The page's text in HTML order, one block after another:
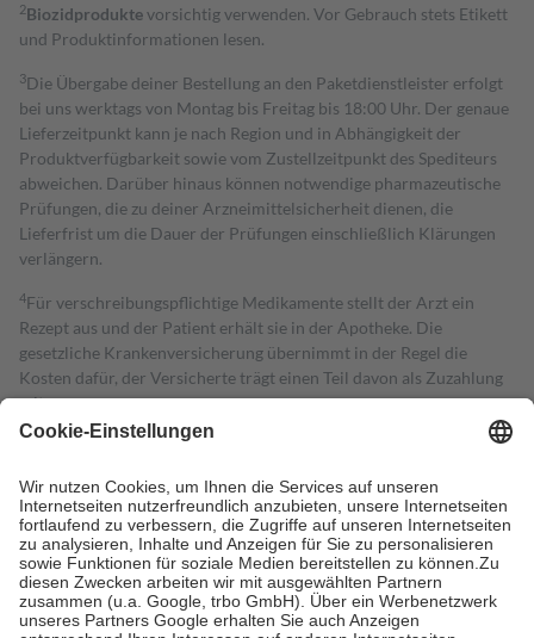
2Biozidproduktevorsichtig verwenden. Vor Gebrauch stets Etikett
und Produktinformationen lesen.
3Die Übergabe deiner Bestellung an den Paketdienstleister erfolgt
bei uns werktags von Montag bis Freitag bis 18:00 Uhr. Der genaue
Lieferzeitpunkt kann je nach Region und in Abhängigkeit der
Produktverfügbarkeit sowie vom Zustellzeitpunkt des Spediteurs
abweichen. Darüber hinaus können notwendige pharmazeutische
Prüfungen, die zu deiner Arzneimittelsicherheit dienen, die
Lieferfrist um die Dauer der Prüfungen einschließlich Klärungen
verlängern.
4Für verschreibungspflichtige Medikamente stellt der Arzt ein
Rezept aus und der Patient erhält sie in der Apotheke. Die
gesetzliche Krankenversicherung übernimmt in der Regel die
Kosten dafür, der Versicherte trägt einen Teil davon als Zuzahlung
mit.
Grundsätzlich leisten Mitglieder Zuzahlungen in Höhe von zehn
höchstens zehn Euro.
Es sind jedoch nie mehr als die tatsächlichen
Kosten der Leistung zu entrichten.
Diese Regeln gelten grundsätzlich auch für Online-Apotheken.
Bei Heilmitteln und häuslicher Krankenpflege beträgt die
Zuzahlung zehn Prozent der Kosten sowie zehn Euro je
Verordnung.
Um das Engagement der Versicherten für ihre eigene Gesundheit zu